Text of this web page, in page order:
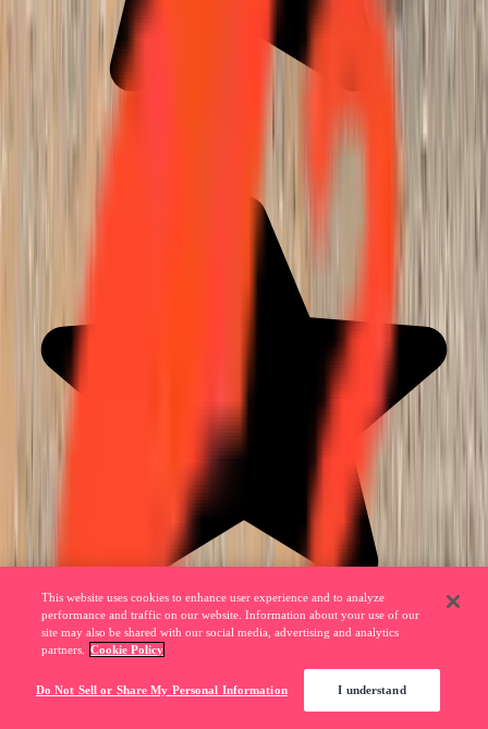
This website uses cookies to enhance user experience and to analyze
performance and traffic on our website. Information about your use of our
site may also be shared with our social media, advertising and analytics
partners.
Cookie Policy
Do Not Sell or Share My Personal Information I understand